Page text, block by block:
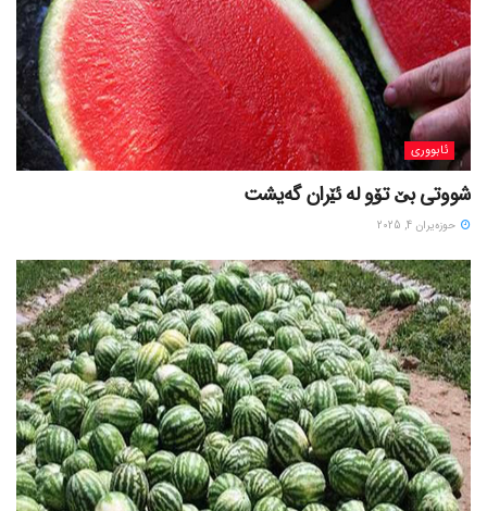
ئابووری
شووتی بێ تۆو لە ئێران گەیشت
حوزه‌یران 4, 2025